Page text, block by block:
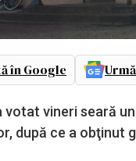
în Google
vineri seară
după ce a obţinut